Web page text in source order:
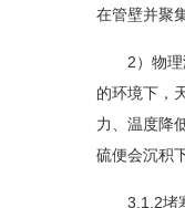
在管壁并聚
2）物理溶
的环境下，
力、温度降
硫便会沉积
3.1.2堵塞